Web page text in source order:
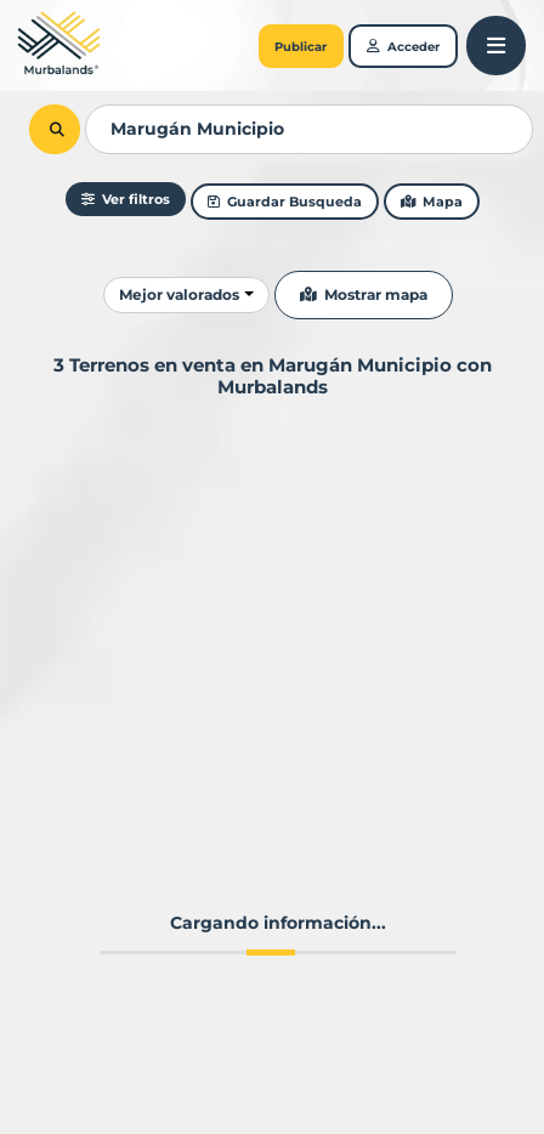
Publicar Acceder
Ver filtros Guardar Busqueda Mapa
Ordenar resultados
Mejor valorados Mostrar mapa
3 Terrenos en venta en Marugán Municipio con
Murbalands
Cargando información...